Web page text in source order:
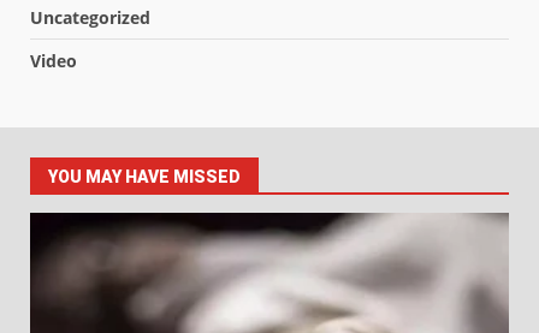
Uncategorized
Video
YOU MAY HAVE MISSED